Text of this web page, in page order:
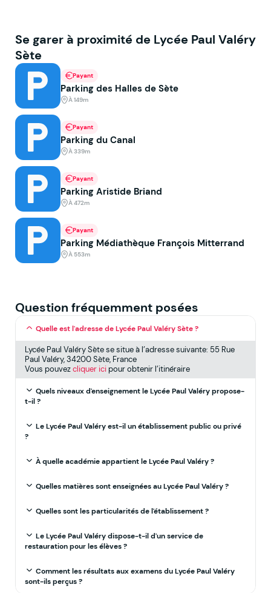
Se garer à proximité de Lycée Paul Valéry
Sète
Payant
Parking des Halles de Sète
À 149m
Payant
Parking du Canal
À 339m
Payant
Parking Aristide Briand
À 472m
Payant
Parking Médiathèque François Mitterrand
À 553m
Question fréquemment posées
Quelle est l'adresse de Lycée Paul Valéry Sète ?
Lycée Paul Valéry Sète se situe à l’adresse suivante: 55 Rue
Paul Valéry, 34200 Sète, France
Vous pouvezcliquer icipour obtenir l’itinéraire
Quels niveaux d'enseignement le Lycée Paul Valéry propose-
t-il ?
Le Lycée Paul Valéry est-il un établissement public ou privé
?
À quelle académie appartient le Lycée Paul Valéry ?
Quelles matières sont enseignées au Lycée Paul Valéry ?
Quelles sont les particularités de l'établissement ?
Le Lycée Paul Valéry dispose-t-il d'un service de
restauration pour les élèves ?
Comment les résultats aux examens du Lycée Paul Valéry
sont-ils perçus ?